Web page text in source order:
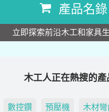
產品名錄
立即探索前沿木工和家具
木工人正在熱搜的
數控鑽 預壓機 木材彎